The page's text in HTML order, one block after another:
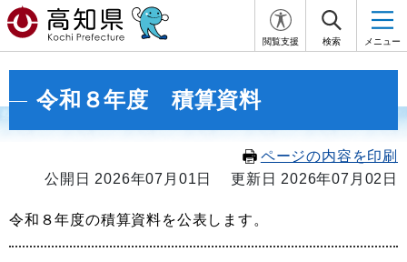
閲覧支援 検索 メニュー
令和８年度 積算資料
ページの内容を印刷
公開日 2026年07月01日
更新日 2026年07月02日
令和８年度の積算資料を公表します。